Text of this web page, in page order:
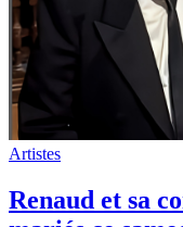
Artistes
Renaud et sa